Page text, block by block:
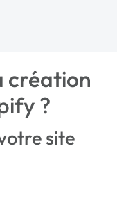
création
?
site